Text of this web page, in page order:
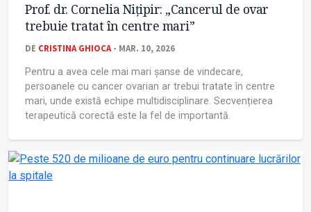
Prof. dr. Cornelia Nițipir: „Cancerul de ovar
trebuie tratat în centre mari”
DE CRISTINA GHIOCA- MAR. 10, 2026
Pentru a avea cele mai mari șanse de vindecare,
persoanele cu cancer ovarian ar trebui tratate în centre
mari, unde există echipe multidisciplinare. Secvențierea
terapeutică corectă este la fel de importantă.